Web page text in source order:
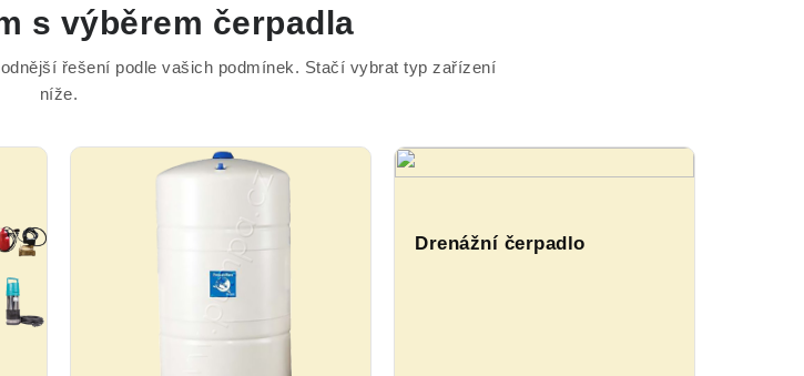
s výběrem čerpadla
řešení podle vašich podmínek. Stačí vybrat typ zařízení
níže.
Drenážní čerpadlo